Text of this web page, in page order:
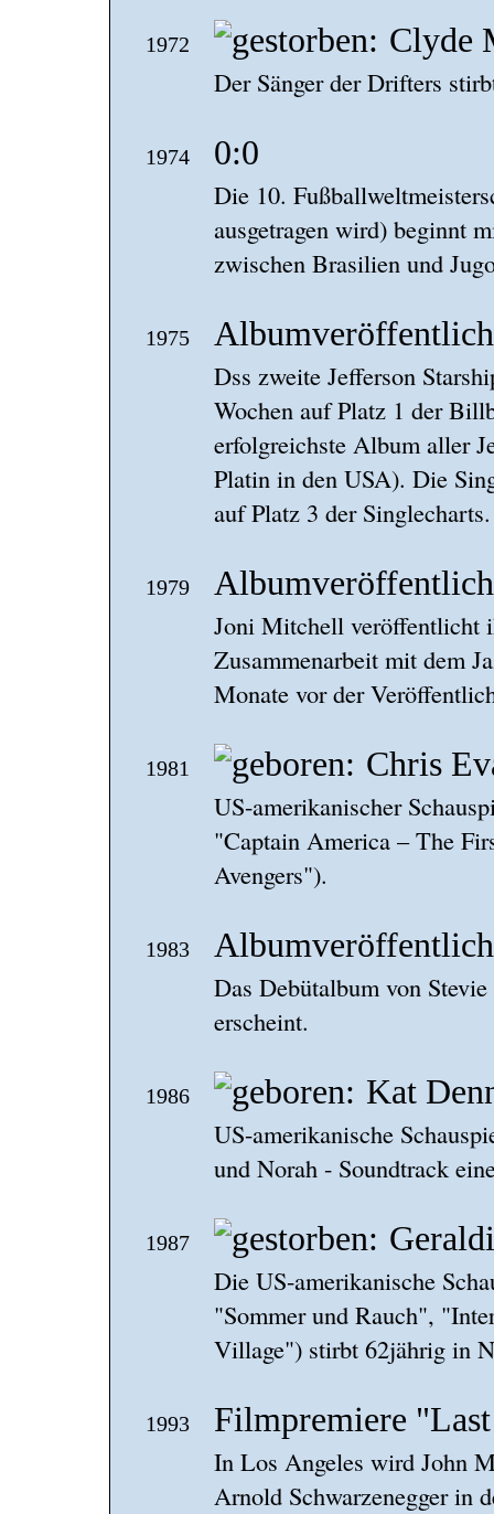
1972 Clyde
Der Sänger der Drifters
1974 0:0
Die 10.
ausgetragen wird) beginnt
zwischen Brasilien und
1975
Dss zweite Jefferson
Wochen auf Platz 1 der
erfolgreichste Album aller
Platin in den USA). Die
auf Platz 3 der Singlecharts.
1979
Joni Mitchell veröffentlicht
Zusammenarbeit mit dem
Monate vor der
1981 Chris
US-amerikanischer
"Captain America – The
Avengers").
1983
Das Debütalbum von
erscheint.
1986 Kat
US-amerikanische
und Norah - Soundtrack
1987
Die US-amerikanische
"Sommer und Rauch",
Village") stirbt 62jährig in
1993 Filmpremiere
In Los Angeles wird John
Arnold Schwarzenegger in